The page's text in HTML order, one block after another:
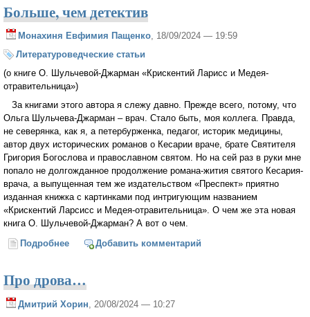
Больше, чем детектив
Монахиня Евфимия Пащенко, 18/09/2024 — 19:59
Литературоведческие статьи
(о книге О. Шульчевой-Джарман «Крискентий Ларисс и Медея-
отравительница»)
За книгами этого автора я слежу давно. Прежде всего, потому, что
Ольга Шульчева-Джарман – врач. Стало быть, моя коллега. Правда,
не северянка, как я, а петербурженка, педагог, историк медицины,
автор двух исторических романов о Кесарии враче, брате Святителя
Григория Богослова и православном святом. Но на сей раз в руки мне
попало не долгожданное продолжение романа-жития святого Кесария-
врача, а выпущенная тем же издательством «Преспект» приятно
изданная книжка с картинками под интригующим названием
«Крискентий Ларсисс и Медея-отравительница». О чем же эта новая
книга О. Шульчевой-Джарман? А вот о чем.
Подробнее о Больше, чем детектив
Добавить комментарий
Про дрова…
Дмитрий Хорин, 20/08/2024 — 10:27